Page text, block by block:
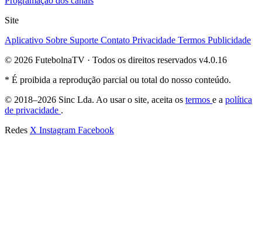
Site
Aplicativo Sobre Suporte Contato Privacidade Termos Publicidade
© 2026 FutebolnaTV · Todos os direitos reservados v4.0.16
* É proibida a reprodução parcial ou total do nosso conteúdo.
© 2018–2026 Sinc Lda. Ao usar o site, aceita os termos e a política
de privacidade .
Redes X Instagram Facebook